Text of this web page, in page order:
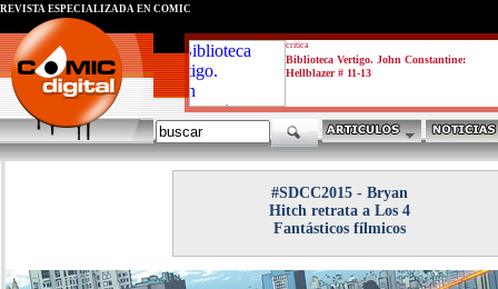
critica
Biblioteca Vertigo. John Constantine:
Hellblazer # 11-13
REVISTA ESPECIALIZADA EN CÓMIC
#SDCC2015 - Bryan
Hitch retrata a Los 4
Fantásticos fílmicos